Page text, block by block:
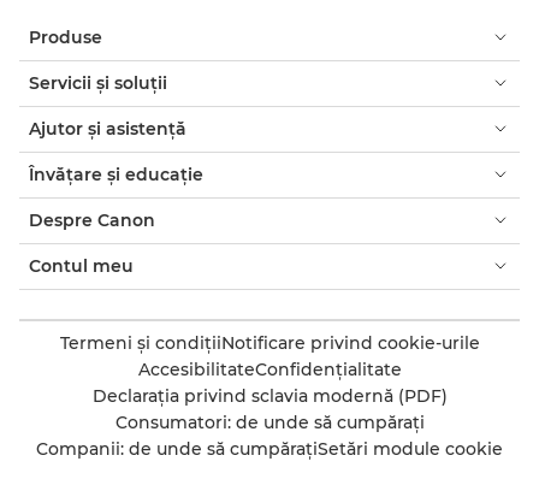
Produse
Servicii şi soluţii
Ajutor şi asistenţă
Învăţare şi educaţie
Despre Canon
Contul meu
Termeni şi condiţiiNotificare privind cookie-urile
AccesibilitateConfidenţialitate
Declaraţia privind sclavia modernă (PDF)
Consumatori: de unde să cumpăraţi
Companii: de unde să cumpăraţiSetări module cookie